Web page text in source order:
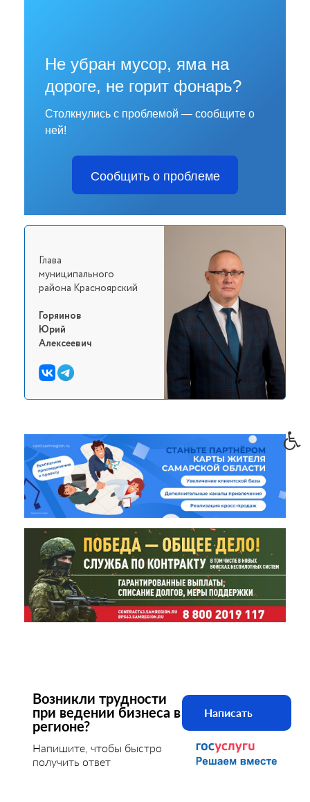
Не убран мусор, яма на
дороге, не горит фонарь?
Столкнулись с проблемой — сообщите о
ней!
Сообщить о проблеме
Глава
муниципального
района Красноярский
Горяинов
Юрий
Алексеевич
Возникли трудности
при ведении бизнеса в
регионе?
Напишите, чтобы быстро
получить ответ
Написать